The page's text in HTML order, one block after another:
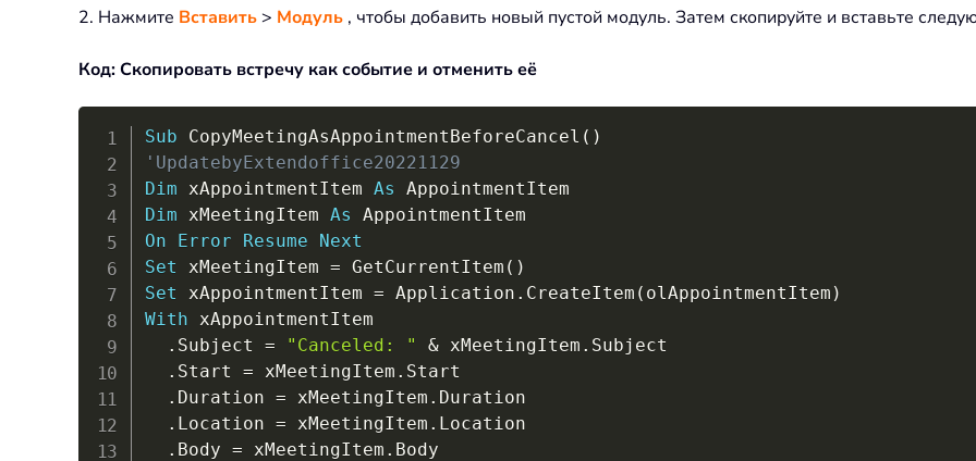
2. Нажмите Вставить > Модуль , чтобы добавить новый пустой модуль. Затем скопируйте и вставьте
Код: Скопировать встречу как событие и отменить её
Sub CopyMeetingAsAppointmentBeforeCancel ( )
'UpdatebyExtendoffice20221129
Dim xAppointmentItem As
Dim xMeetingItem As
On
Error Resume
Next
Set xMeetingItem = GetCurrentItem ( )
Set xAppointmentItem = Application . CreateItem ( olAppointmentItem )
With xAppointmentItem
. Subject = "Canceled: " & xMeetingItem . Subject
. Start = xMeetingItem . Start
. Duration = xMeetingItem . Duration
. Location = xMeetingItem . Location
. Body = xMeetingItem . Body